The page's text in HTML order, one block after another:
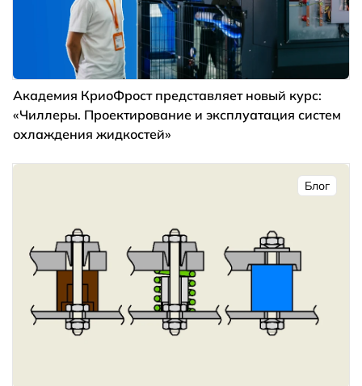
Академия КриоФрост представляет новый курс:
«Чиллеры. Проектирование и эксплуатация систем
охлаждения жидкостей»
Блог